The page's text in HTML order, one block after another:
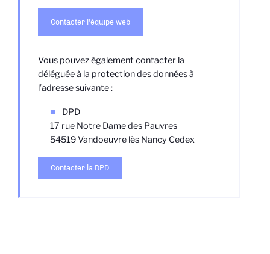
Contacter l'équipe web
Vous pouvez également contacter la
déléguée à la protection des données à
l’adresse suivante :
DPD
17 rue Notre Dame des Pauvres
54519 Vandoeuvre lès Nancy Cedex
Contacter la DPD